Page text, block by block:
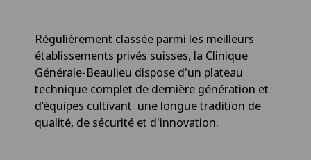
Régulièrement classée parmi les meilleurs
établissements privés suisses, la Clinique
Générale-Beaulieu dispose d'un plateau
technique complet de dernière génération et
d’équipes cultivant une longue tradition de
qualité, de sécurité et d'innovation.